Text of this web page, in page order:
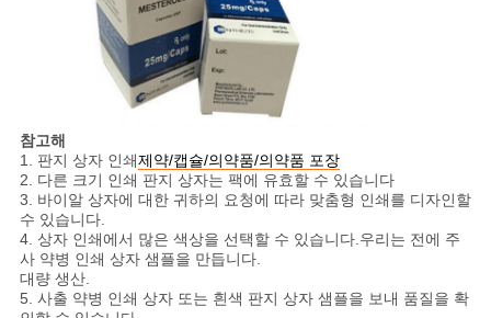
참고해
1. 판지 상자 인쇄제약/캡슐/의약품/의약품 포장
2. 다른 크기 인쇄 판지 상자는 팩에 유효할 수 있습니다
3. 바이알 상자에 대한 귀하의 요청에 따라 맞춤형 인쇄를 디자인할
수 있습니다.
4. 상자 인쇄에서 많은 색상을 선택할 수 있습니다.우리는 전에 주
사 약병 인쇄 상자 샘플을 만듭니다.
대량 생산.
5. 사출 약병 인쇄 상자 또는 흰색 판지 상자 샘플을 보내 품질을 확